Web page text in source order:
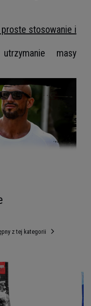
stosowanie i
masy
białkowej,
Na rynku
z tej kategorii